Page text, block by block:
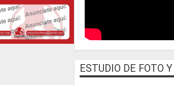
ESTUDIO DE FOTO